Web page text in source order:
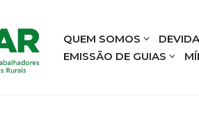
QUEM SOMOS
EMISSÃO DE GUIAS